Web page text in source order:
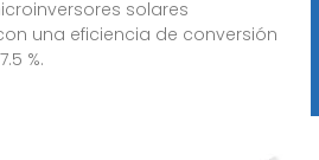
solares
una eficiencia de conversión
%.